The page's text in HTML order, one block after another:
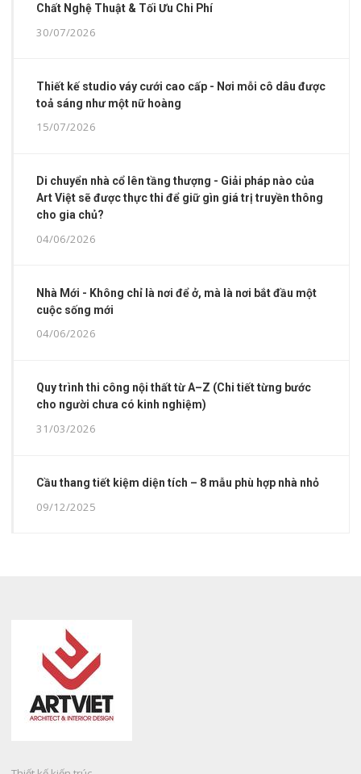
Chất Nghệ Thuật & Tối Ưu Chi Phí
30/07/2026
Thiết kế studio váy cưới cao cấp - Nơi mỗi cô dâu được
toả sáng như một nữ hoàng
15/07/2026
Di chuyển nhà cổ lên tầng thượng - Giải pháp nào của
Art Việt sẽ được thực thi để giữ gìn giá trị truyền thông
cho gia chủ?
04/06/2026
Nhà Mới - Không chỉ là nơi để ở, mà là nơi bắt đầu một
cuộc sống mới
04/06/2026
Quy trình thi công nội thất từ A–Z (Chi tiết từng bước
cho người chưa có kinh nghiệm)
31/03/2026
Cầu thang tiết kiệm diện tích – 8 mẫu phù hợp nhà nhỏ
09/12/2025